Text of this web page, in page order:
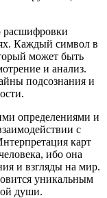
расшифровки
Каждый символ в
может быть
и анализ.
подсознания и
определениями и
с
карт
ибо она
и взгляды на мир.
уникальным
души.